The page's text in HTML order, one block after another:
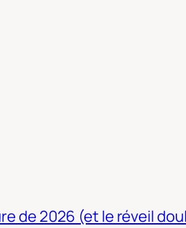
de 2026 (et le réveil